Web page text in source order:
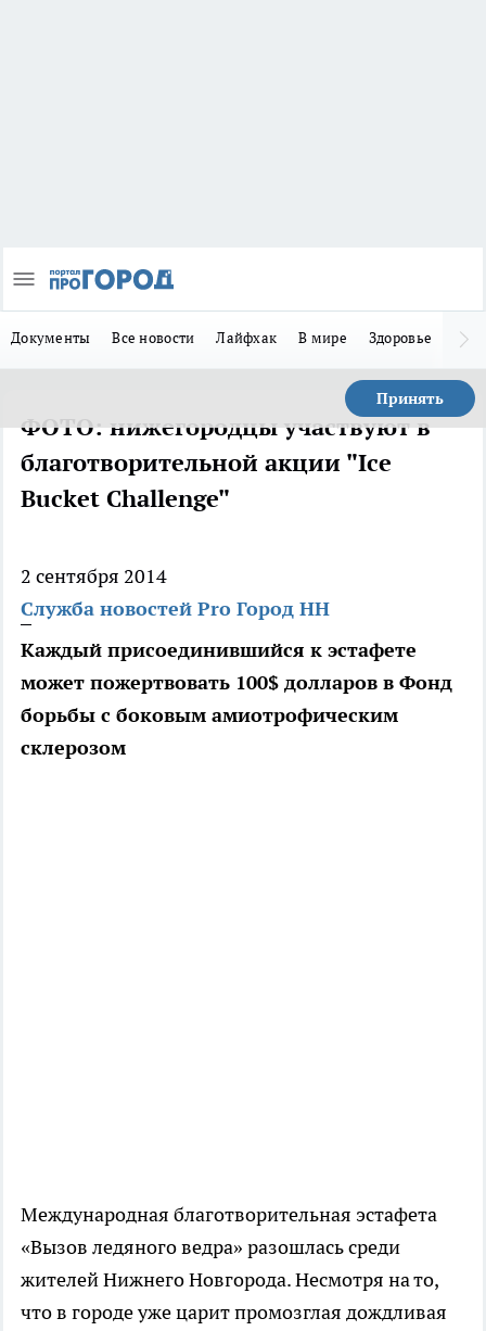
Документы Все новости Лайфхак В мире Здоровье
Принять
ФОТО: нижегородцы участвуют в
благотворительной акции "Ice
Bucket Challenge"
2 сентября 2014
Служба новостей Pro Город НН
Каждый присоединившийся к эстафете
может пожертвовать 100$ долларов в Фонд
борьбы с боковым амиотрофическим
склерозом
Международная благотворительная эстафета
«Вызов ледяного ведра» разошлась среди
жителей Нижнего Новгорода. Несмотря на то,
что в городе уже царит промозглая дождливая